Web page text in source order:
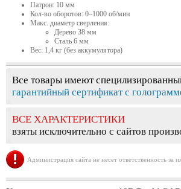
Патрон: 10 мм
Кол-во оборотов: 0–1000 об/мин
Макс. диаметр сверления:
Дерево 38 мм
Сталь 6 мм
Вес: 1,4 кг (без аккумулятора)
Все товары имеют
гарантийный сертификат с
ВСЕ ХАРАКТЕРИСТИКИ
взяты исключительно с сайтов
Администрация сайта не несет ответственность за